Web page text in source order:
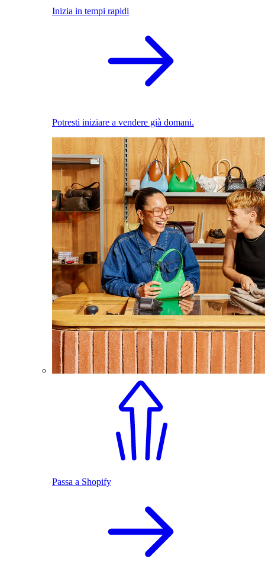
Inizia in tempi rapidi
Potresti iniziare a vendere già domani.
Passa a Shopify